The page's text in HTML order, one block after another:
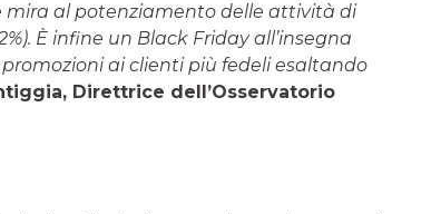
al potenziamento delle attività di
È infine un Black Friday all’insegna
ai clienti più fedeli esaltando
Direttrice dell’Osservatorio